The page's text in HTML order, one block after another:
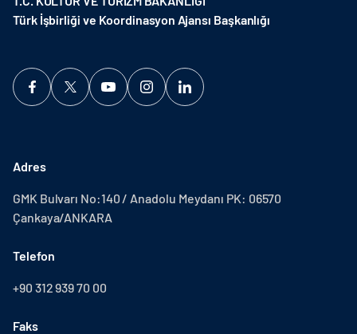
Türk İşbirliği ve Koordinasyon Ajansı Başkanlığı
Adres
GMK Bulvarı No:140 / Anadolu Meydanı PK: 06570
Çankaya/ANKARA
Telefon
+90 312 939 70 00
Faks